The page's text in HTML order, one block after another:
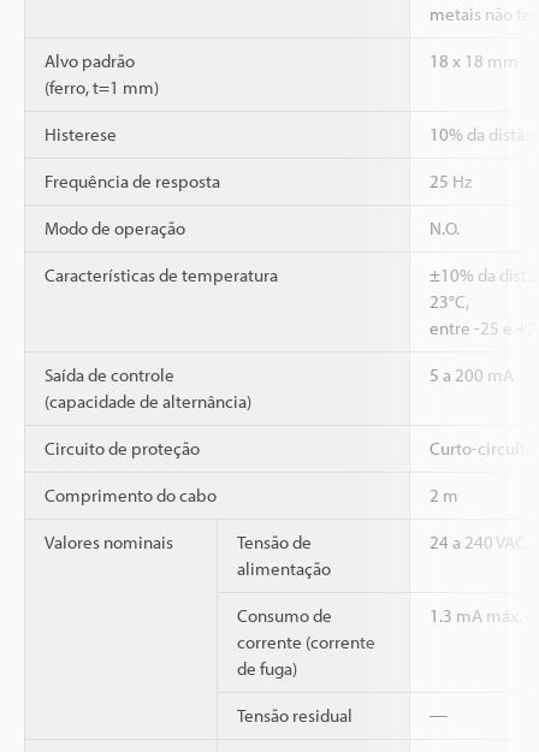
metais não
Alvo padrão
(ferro, t=1 mm)
18 x 18 mm
Histerese 10% da
Frequência de resposta 25 Hz
Modo de operação N.O.
Características de temperatura
±10% da
23°C,
entre -25 e
Saída de controle
(capacidade de alternância)
5 a 200 mA
Circuito de proteção Curto-circuito
Comprimento do cabo 2 m
Valores nominais
Tensão de
alimentação
24 a 240 VAC,
Consumo de
corrente (corrente
de fuga)
1.3 mA máx.
Tensão residual ―